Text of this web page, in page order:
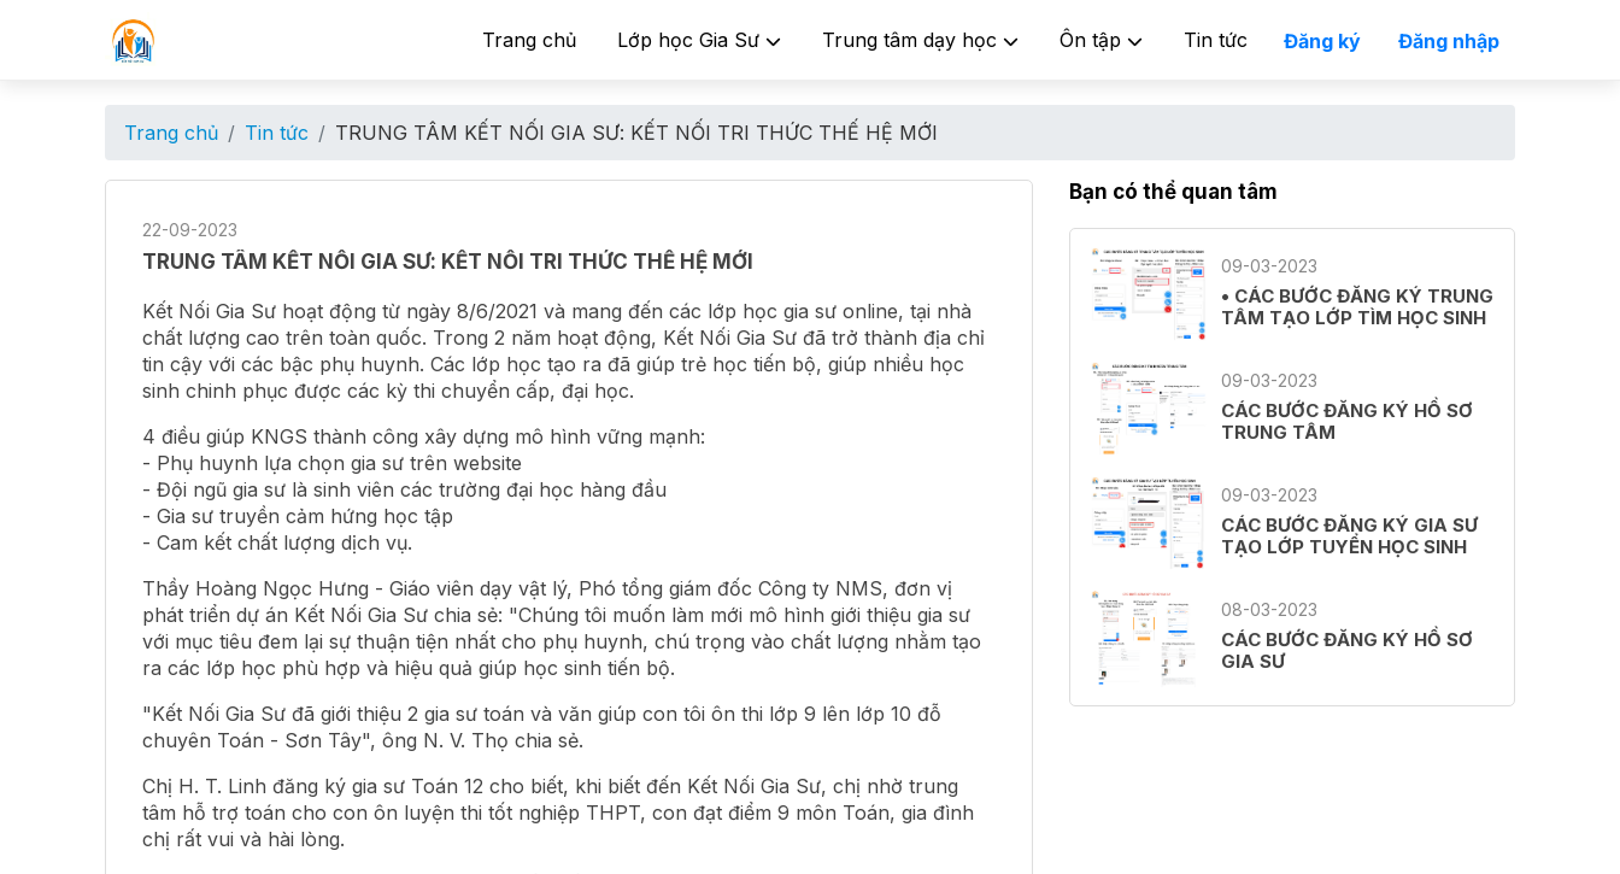
Đăng ký Đăng nhập
Trang chủ Lớp học Gia Sư Trung tâm dạy học Ôn tập Tin tức
Trang chủ Tin tức TRUNG TÂM KẾT NỐI GIA SƯ: KẾT NỐI TRI THỨC THẾ HỆ MỚI
22-09-2023
TRUNG TÂM KẾT NỐI GIA SƯ: KẾT NỐI TRI THỨC THẾ HỆ MỚI
Kết Nối Gia Sư hoạt động từ ngày 8/6/2021 và mang đến các lớp học gia sư online, tại nhà
chất lượng cao trên toàn quốc. Trong 2 năm hoạt động, Kết Nối Gia Sư đã trở thành địa chỉ
tin cậy với các bậc phụ huynh. Các lớp học tạo ra đã giúp trẻ học tiến bộ, giúp nhiều học
sinh chinh phục được các kỳ thi chuyển cấp, đại học.
4 điều giúp KNGS thành công xây dựng mô hình vững mạnh:
- Phụ huynh lựa chọn gia sư trên website
- Đội ngũ gia sư là sinh viên các trường đại học hàng đầu
- Gia sư truyền cảm hứng học tập
- Cam kết chất lượng dịch vụ.
Thầy Hoàng Ngọc Hưng - Giáo viên dạy vật lý, Phó tổng giám đốc Công ty NMS, đơn vị
phát triển dự án Kết Nối Gia Sư chia sẻ: "Chúng tôi muốn làm mới mô hình giới thiệu gia sư
với mục tiêu đem lại sự thuận tiện nhất cho phụ huynh, chú trọng vào chất lượng nhằm tạo
ra các lớp học phù hợp và hiệu quả giúp học sinh tiến bộ.
"Kết Nối Gia Sư đã giới thiệu 2 gia sư toán và văn giúp con tôi ôn thi lớp 9 lên lớp 10 đỗ
chuyên Toán - Sơn Tây", ông N. V. Thọ chia sẻ.
Chị H. T. Linh đăng ký gia sư Toán 12 cho biết, khi biết đến Kết Nối Gia Sư, chị nhờ trung
tâm hỗ trợ toán cho con ôn luyện thi tốt nghiệp THPT, con đạt điểm 9 môn Toán, gia đình
chị rất vui và hài lòng.
Bạn có thể quan tâm
09-03-2023
• CÁC BƯỚC ĐĂNG KÝ TRUNG
TÂM TẠO LỚP TÌM HỌC SINH
09-03-2023
CÁC BƯỚC ĐĂNG KÝ HỒ SƠ
TRUNG TÂM
09-03-2023
CÁC BƯỚC ĐĂNG KÝ GIA SƯ
TẠO LỚP TUYỂN HỌC SINH
08-03-2023
CÁC BƯỚC ĐĂNG KÝ HỒ SƠ
GIA SƯ